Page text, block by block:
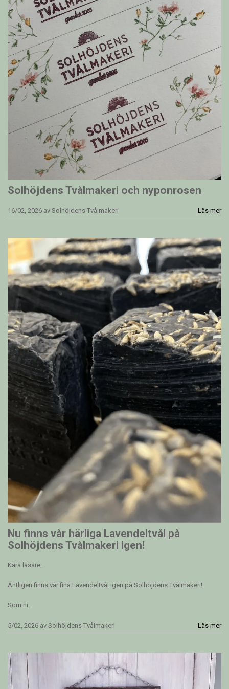
Solhöjdens Tvålmakeri och nyponrosen
16/02, 2026 av Solhöjdens Tvålmakeri Läs mer
Nu finns vår härliga Lavendeltvål på
Solhöjdens Tvålmakeri igen!
Kära läsare,
Äntligen finns vår fina Lavendeltvål igen på Solhöjdens Tvålmakeri!
Som ni...
5/02, 2026 av Solhöjdens Tvålmakeri Läs mer